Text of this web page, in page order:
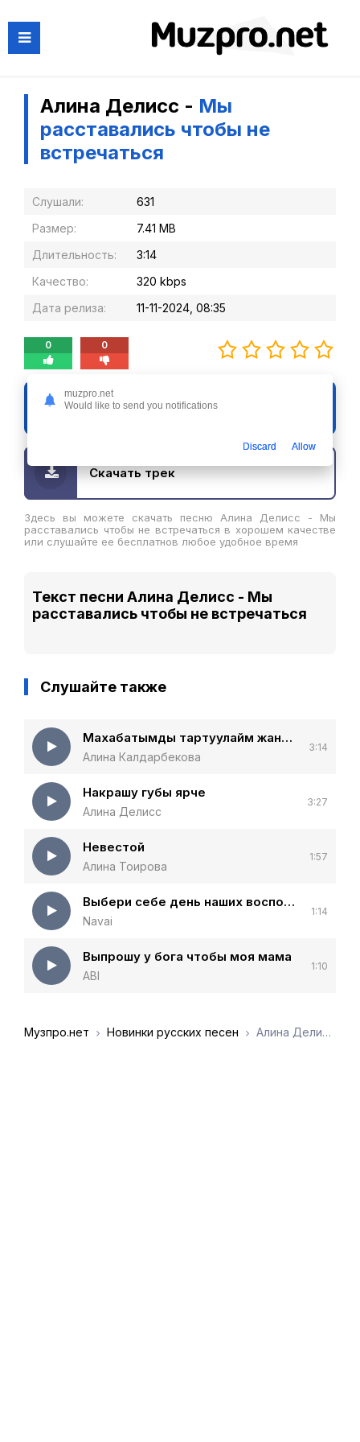
Алина Делисс - Мы
расставались чтобы не
встречаться
Слушали:
631
Размер:
7.41 MB
Длительность:
3:14
Качество:
320 kbps
Дата релиза:
11-11-2024, 08:35
0 0
Слушать
Скачать трек
Здесь вы можете скачать песню Алина Делисс - Мы
расставались чтобы не встречаться в хорошем качестве
или слушайте ее бесплатнов любое удобное время
Текст песни Алина Делисс - Мы
расставались чтобы не встречаться
Слушайте также
Махабатымды тартуулайм жаным
Алина Калдарбекова
3:14
Накрашу губы ярче
Алина Делисс
3:27
Невестой
Алина Тоирова
1:57
Выбери себе день наших воспоминаний
Navai
1:14
Выпрошу у бога чтобы моя мама
ABI
1:10
Музпро.нет Новинки русских песен Алина Делисс - Мы расставались чтобы не встречаться
muzpro.net
Would like to send you notifications
Discard Allow